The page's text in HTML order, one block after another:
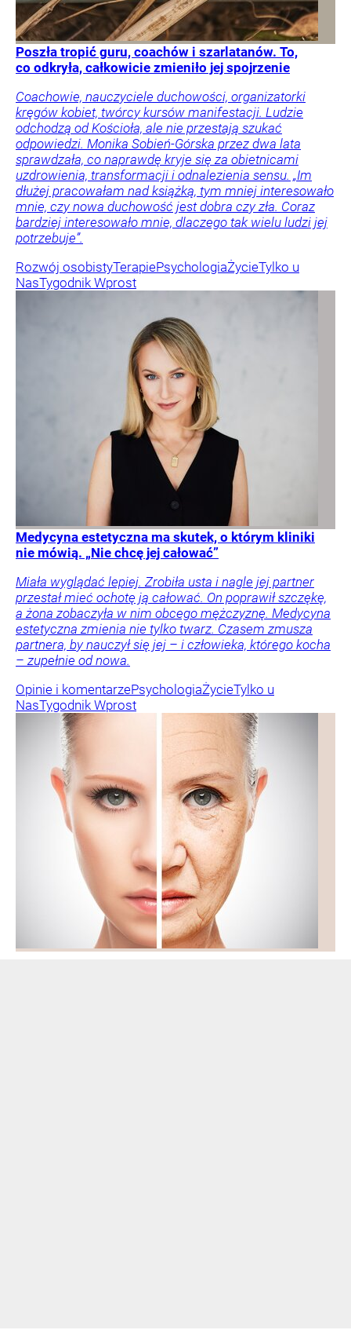
Poszła tropić guru, coachów i szarlatanów. To,
co odkryła, całkowicie zmieniło jej spojrzenie
Coachowie, nauczyciele duchowości, organizatorki
kręgów kobiet, twórcy kursów manifestacji. Ludzie
odchodzą od Kościoła, ale nie przestają szukać
odpowiedzi. Monika Sobień-Górska przez dwa lata
sprawdzała, co naprawdę kryje się za obietnicami
uzdrowienia, transformacji i odnalezienia sensu. „Im
dłużej pracowałam nad książką, tym mniej interesowało
mnie, czy nowa duchowość jest dobra czy zła. Coraz
bardziej interesowało mnie, dlaczego tak wielu ludzi jej
potrzebuje”.
Rozwój osobistyTerapiePsychologiaŻycieTylko u
NasTygodnik Wprost
Medycyna estetyczna ma skutek, o którym kliniki
nie mówią. „Nie chcę jej całować”
Miała wyglądać lepiej. Zrobiła usta i nagle jej partner
przestał mieć ochotę ją całować. On poprawił szczękę,
a żona zobaczyła w nim obcego mężczyznę. Medycyna
estetyczna zmienia nie tylko twarz. Czasem zmusza
partnera, by nauczył się jej – i człowieka, którego kocha
– zupełnie od nowa.
Opinie i komentarzePsychologiaŻycieTylko u
NasTygodnik Wprost